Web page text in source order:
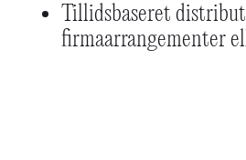
Tillidsbaseret
firmaarrangementer